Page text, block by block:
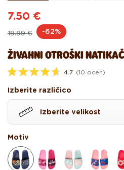
ŽIVAHNI OTROŠKI
c
e
n
n
z
7
o
4.7 (10 ocen)
Redna
19.99 €
Akcijska
7.50 €
-62%
Izberite različico
Izberite velikost
Motiv